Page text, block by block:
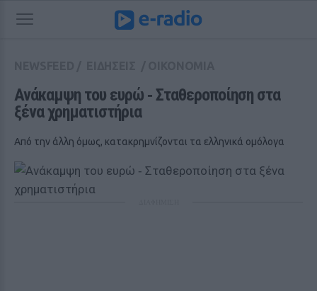
Ανάκαμψη του ευρώ ‑ Σταθεροποίηση στα
ξένα χρηματιστήρια
Από την άλλη όμως, κατακρημνίζονται τα ελληνικά ομόλογα